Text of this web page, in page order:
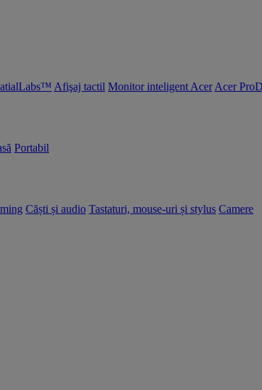
Afişaj tactil Monitor inteligent Acer Acer
Portabil
Căști și audio Tastaturi, mouse-uri și stylus Camere